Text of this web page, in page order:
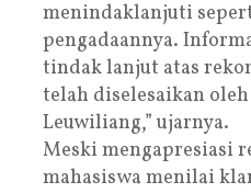
menindaklanjuti
pengadaannya.
tindak lanjut atas
telah diselesaikan oleh
Leuwiliang,” ujarnya.
Meski mengapresiasi
mahasiswa menilai